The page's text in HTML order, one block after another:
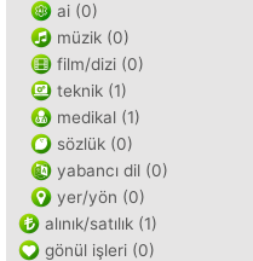
ai (0)
müzik (0)
film/dizi (0)
teknik (1)
medikal (1)
sözlük (0)
yabancı dil (0)
yer/yön (0)
alınık/satılık (1)
gönül işleri (0)